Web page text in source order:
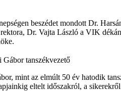
beszédet mondott Dr.
Dr. Vajta László a VIK
Gábor tanszékvezető
mint az elmúlt 50 év hatodik
eltelt időszakról, a